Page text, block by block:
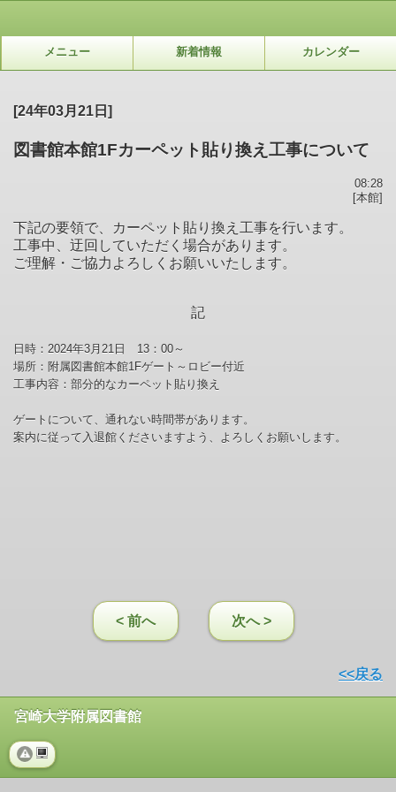
メニュー 新着情報 カレンダー
[24年03月21日]
図書館本館1Fカーペット貼り換え工事について
08:28
[本館]
下記の要領で、カーペット貼り換え工事を行います。
工事中、迂回していただく場合があります。
ご理解・ご協力よろしくお願いいたします。
記
日時：2024年3月21日 13：00～
場所：附属図書館本館1Fゲート～ロビー付近
工事内容：部分的なカーペット貼り換え
ゲートについて、通れない時間帯があります。
案内に従って入退館くださいますよう、よろしくお願いします。
< 前へ 次へ >
<<戻る
宮崎大学附属図書館